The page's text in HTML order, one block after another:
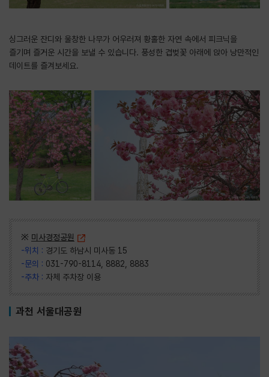
싱그러운 잔디와 울창한 나무가 어우러져 황홀한 자연 속에서 피크닉을
즐기며 즐거운 시간을 보낼 수 있습니다. 풍성한 겹벚꽃 아래에 앉아 낭만적인
데이트를 즐겨보세요.
※ 미사경정공원
-위치 : 경기도 하남시 미사동 15
-문의 : 031-790-8114, 8882, 8883
-주차 : 자체 주차장 이용
과천 서울대공원